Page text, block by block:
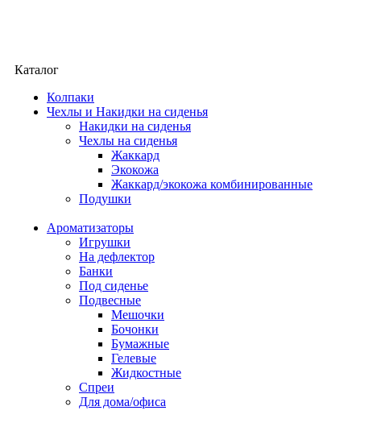
Каталог
Колпаки
Чехлы и Накидки на сиденья
Накидки на сиденья
Чехлы на сиденья
Жаккард
Экокожа
Жаккард/экокожа комбинированные
Подушки
Ароматизаторы
Игрушки
На дефлектор
Банки
Под сиденье
Подвесные
Мешочки
Бочонки
Бумажные
Гелевые
Жидкостные
Спреи
Для дома/офиса